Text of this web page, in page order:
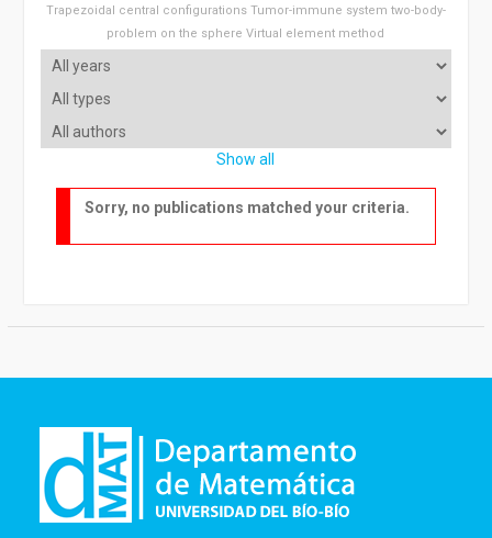
Trapezoidal central configurations Tumor-immune system two-body-
problem on the sphere Virtual element method
Show all
Sorry, no publications matched your criteria.